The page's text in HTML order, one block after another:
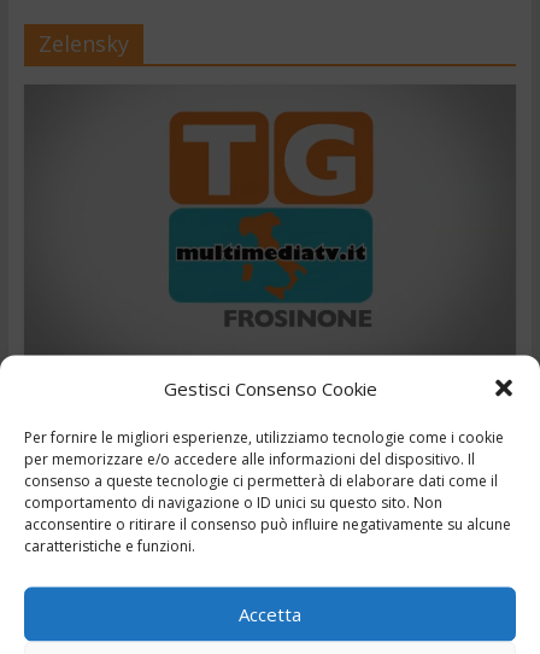
Gestisci Consenso Cookie
Per fornire le migliori esperienze, utilizziamo tecnologie come i cookie
per memorizzare e/o accedere alle informazioni del dispositivo. Il
consenso a queste tecnologie ci permetterà di elaborare dati come il
comportamento di navigazione o ID unici su questo sito. Non
acconsentire o ritirare il consenso può influire negativamente su alcune
caratteristiche e funzioni.
Accetta
Zelensky
Fedez,Frosinone, Italy,telegiornale,Tg,Tg24 ,Zelensky
TG – Esplode in casa una bombola di gas – 29/9/2022
Leggi il seguito